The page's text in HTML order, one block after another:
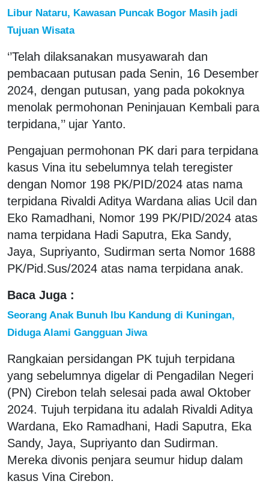
Libur Nataru, Kawasan Puncak Bogor Masih jadi
Tujuan Wisata
‘’Telah dilaksanakan musyawarah dan
pembacaan putusan pada Senin, 16 Desember
2024, dengan putusan, yang pada pokoknya
menolak permohonan Peninjauan Kembali para
terpidana,’’ ujar Yanto.
Pengajuan permohonan PK dari para terpidana
kasus Vina itu sebelumnya telah teregister
dengan Nomor 198 PK/PID/2024 atas nama
terpidana Rivaldi Aditya Wardana alias Ucil dan
Eko Ramadhani, Nomor 199 PK/PID/2024 atas
nama terpidana Hadi Saputra, Eka Sandy,
Jaya, Supriyanto, Sudirman serta Nomor 1688
PK/Pid.Sus/2024 atas nama terpidana anak.
Baca Juga :
Seorang Anak Bunuh Ibu Kandung di Kuningan,
Diduga Alami Gangguan Jiwa
Rangkaian persidangan PK tujuh terpidana
yang sebelumnya digelar di Pengadilan Negeri
(PN) Cirebon telah selesai pada awal Oktober
2024. Tujuh terpidana itu adalah Rivaldi Aditya
Wardana, Eko Ramadhani, Hadi Saputra, Eka
Sandy, Jaya, Supriyanto dan Sudirman.
Mereka divonis penjara seumur hidup dalam
kasus Vina Cirebon.